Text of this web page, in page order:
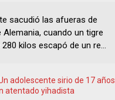
sacudió las afueras de
Alemania, cuando un tigre
kilos escapó de un re...
adolescente sirio de 17 años
atentado yihadista